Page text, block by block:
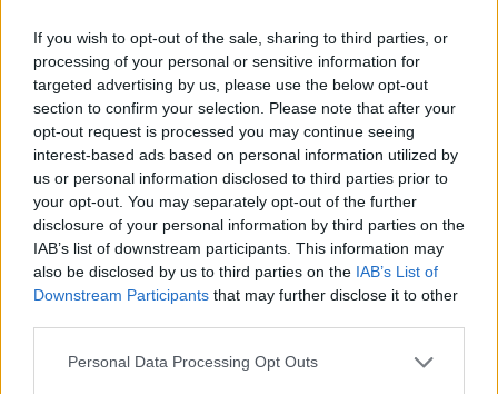
If you wish to opt-out of the sale, sharing to third parties, or
processing of your personal or sensitive information for
targeted advertising by us, please use the below opt-out
section to confirm your selection. Please note that after your
opt-out request is processed you may continue seeing
interest-based ads based on personal information utilized by
us or personal information disclosed to third parties prior to
your opt-out. You may separately opt-out of the further
disclosure of your personal information by third parties on the
IAB’s list of downstream participants. This information may
also be disclosed by us to third parties on the IAB’s List of
Downstream Participants that may further disclose it to other
Personal Data Processing Opt Outs
ήταν δυστυχώς μοιραία. Τις επόμενες ώρες
αναμένεται να γίνουν γνωστά περισσότερα
στοιχεία σχετικά με την ταυτότητα του
άνδρα και τις ακριβείς συνθήκες του
συμβάντος. Οι αρμόδιες υπηρεσίες
συνεχίζουν τη διερεύνηση της υπόθεσης,
με στόχο να δοθούν απαντήσεις στα
ερωτήματα που παραμένουν ανοιχτά.